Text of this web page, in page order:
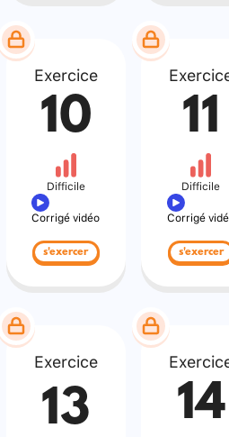
Exercice
10
Difficile
Corrigé vidéo
s'exercer
11
Difficile
Corrigé
s'exercer
Exercice
13 14